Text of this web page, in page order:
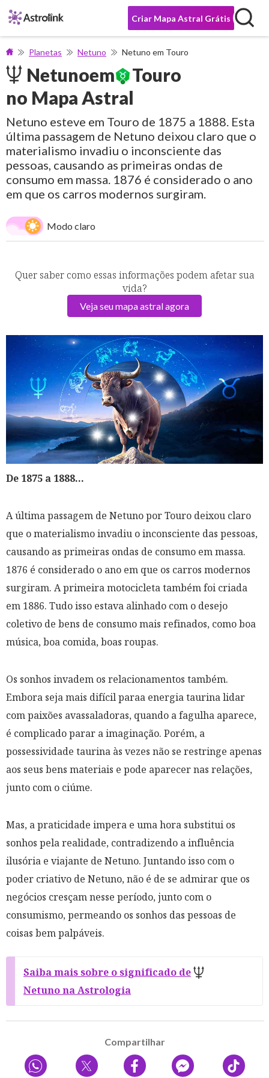
Criar Mapa Astral Grátis
Planetas Netuno Netuno em Touro
Netunoem
Touro
no Mapa Astral
Netuno esteve em Touro de 1875 a 1888. Esta
última passagem de Netuno deixou claro que o
materialismo invadiu o inconsciente das
pessoas, causando as primeiras ondas de
consumo em massa. 1876 é considerado o ano
em que os carros modernos surgiram.
Modo claro
Quer saber como essas informações podem afetar sua
vida?
Veja seu mapa astral agora
De 1875 a 1888...
A última passagem de Netuno por Touro deixou claro
que o materialismo invadiu o inconsciente das pessoas,
causando as primeiras ondas de consumo em massa.
1876 é considerado o ano em que os carros modernos
surgiram. A primeira motocicleta também foi criada
em 1886. Tudo isso estava alinhado com o desejo
coletivo de bens de consumo mais refinados, como boa
música, boa comida, boas roupas.
Os sonhos invadem os relacionamentos também.
Embora seja mais difícil paraa energia taurina lidar
com paixões avassaladoras, quando a fagulha aparece,
é complicado parar a imaginação. Porém, a
possessividade taurina às vezes não se restringe apenas
aos seus bens materiais e pode aparecer nas relações,
junto com o ciúme.
Mas, a praticidade impera e uma hora substitui os
sonhos pela realidade, contradizendo a influência
ilusória e viajante de Netuno. Juntando isso com o
poder criativo de Netuno, não é de se admirar que os
negócios cresçam nesse período, junto com o
consumismo, permeando os sonhos das pessoas de
coisas bem palpáveis.
Saiba mais sobre o significado de
Netuno na Astrologia
Compartilhar